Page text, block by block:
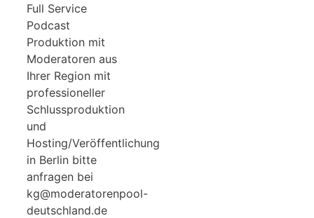
Full Service
Podcast
Produktion mit
Moderatoren aus
Ihrer Region mit
professioneller
Schlussproduktion
und
Hosting/Veröffentlichung
in Berlin bitte
anfragen bei
kg@moderatorenpool-
deutschland.de